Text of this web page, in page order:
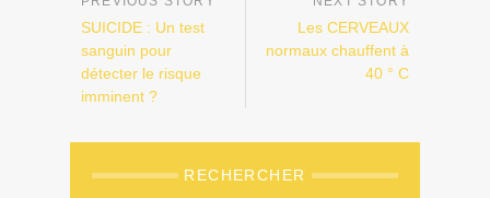
SUICIDE : Un test
sanguin pour
détecter le risque
imminent ?
Les CERVEAUX
normaux chauffent à
40 ° C
RECHERCHER